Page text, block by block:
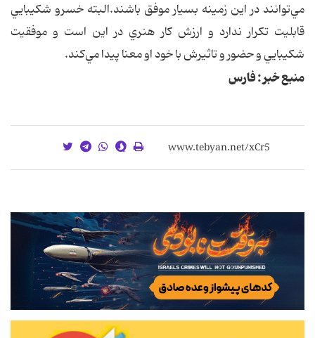
مي‌توانند در اين زمينه بسيار موفق باشند.البته خسرو شكيبايي
قابليت تكرار ندارد و ارزش كار هنري در اين است و موفقيت
شكيبايي و حضور و تاثيرش با خود او معنا پيدا مي‌كند.
منبع خبر : فارس